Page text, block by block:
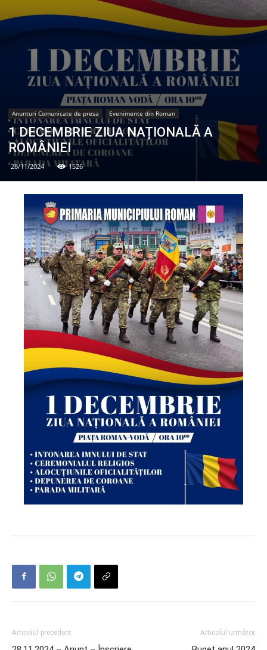
Anunturi Comunicate de presa Evenimente din Roman
1 DECEMBRIE ZIUA NAȚIONALĂ A
ROMÂNIEI
28/11/2024 1526
Articolul precedent Articolul următor